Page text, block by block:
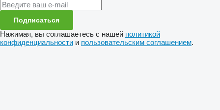
Подписаться
Нажимая, вы соглашаетесь с нашей политикой
конфиденциальности и пользовательским соглашением.